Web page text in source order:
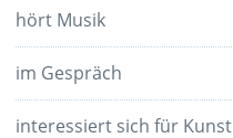
hört Musik
im Gespräch
interessiert sich für Kunst